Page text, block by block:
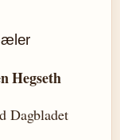
Hegseth
Dagbladet